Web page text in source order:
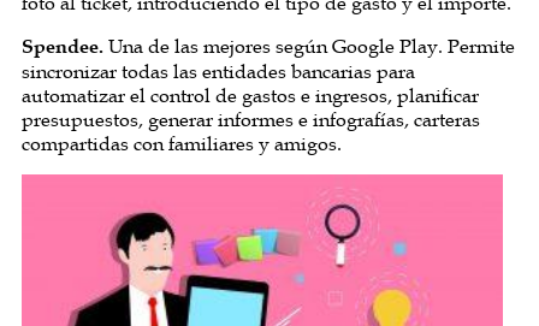
Spendee. Una de las mejores según Google Play. Permite
sincronizar todas las entidades bancarias para
automatizar el control de gastos e ingresos, planificar
presupuestos, generar informes e infografías, carteras
compartidas con familiares y amigos.